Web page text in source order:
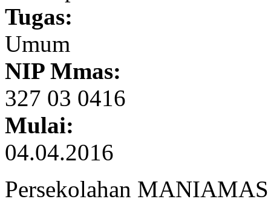
Tugas:
Umum
NIP Mmas:
327 03 0416
Mulai:
04.04.2016
Persekolahan